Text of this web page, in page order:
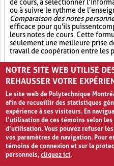
de cours, à sélectionner
ou à suivre le rythme de
Comparaison des notes
efficace pour qu'ils puissent
leurs notes de cours. Cette
seulement une meilleure prise
travail de coopération entre les
Partage (13) Synthèse (19)
NOTRE SITE WEB UTILISE
REHAUSSER VOTRE
Le site web de Polytechnique
afin de recueillir des statistiques
expérience à ses visiteurs. En
l’utilisation de ces témoins selon
d’utilisation. Vous pouvez refuser
vos paramètres de navigation. Pour
témoins de connexion et sur la
personnels,cliquez ici.